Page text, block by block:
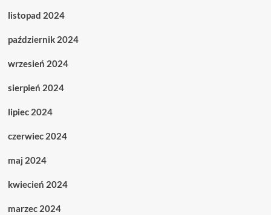
listopad 2024
październik 2024
wrzesień 2024
sierpień 2024
lipiec 2024
czerwiec 2024
maj 2024
kwiecień 2024
marzec 2024